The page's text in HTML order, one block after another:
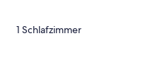
1 Schlafzimmer